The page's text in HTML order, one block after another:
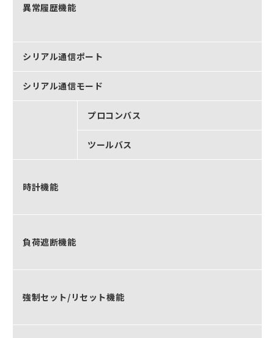
異常履歴機能
シリアル通信ポート
シリアル通信モード
プロコンバス
ツールバス
時計機能
負荷遮断機能
強制セット/リセット機能